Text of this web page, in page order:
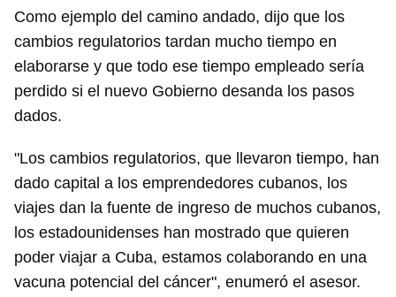
Como ejemplo del camino andado, dijo que los
cambios regulatorios tardan mucho tiempo en
elaborarse y que todo ese tiempo empleado sería
perdido si el nuevo Gobierno desanda los pasos
dados.
"Los cambios regulatorios, que llevaron tiempo, han
dado capital a los emprendedores cubanos, los
viajes dan la fuente de ingreso de muchos cubanos,
los estadounidenses han mostrado que quieren
poder viajar a Cuba, estamos colaborando en una
vacuna potencial del cáncer", enumeró el asesor.